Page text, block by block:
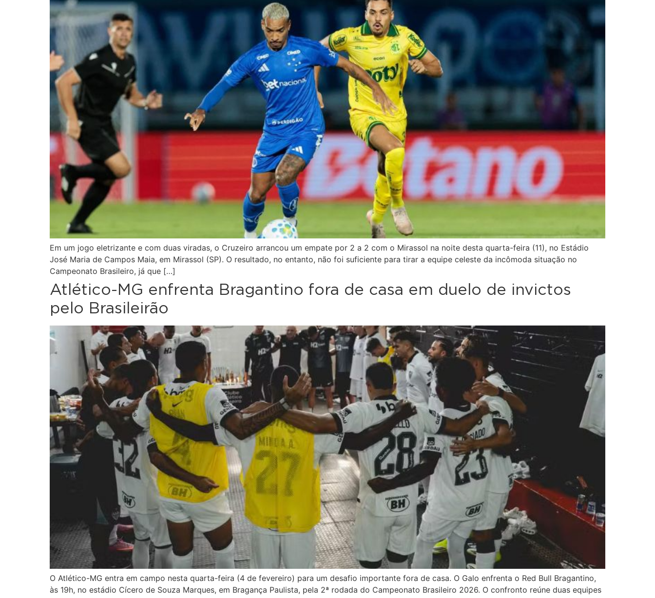
Em um jogo eletrizante e com duas viradas, o Cruzeiro arrancou um empate por 2 a 2 com o Mirassol na noite desta quarta-feira (11), no Estádio
José Maria de Campos Maia, em Mirassol (SP). O resultado, no entanto, não foi suficiente para tirar a equipe celeste da incômoda situação no
Campeonato Brasileiro, já que […]
Atlético-MG enfrenta Bragantino fora de casa em duelo de invictos
pelo Brasileirão
O Atlético-MG entra em campo nesta quarta-feira (4 de fevereiro) para um desafio importante fora de casa. O Galo enfrenta o Red Bull Bragantino,
às 19h, no estádio Cícero de Souza Marques, em Bragança Paulista, pela 2ª rodada do Campeonato Brasileiro 2026. O confronto reúne duas equipes